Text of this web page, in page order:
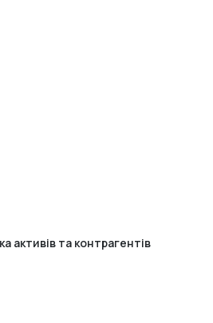
активів та контрагентів